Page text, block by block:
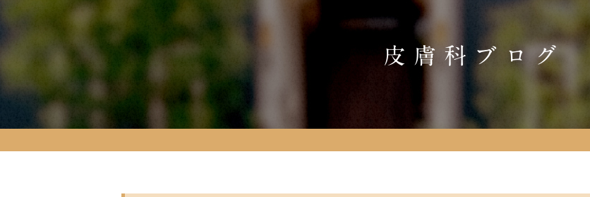
当院のご紹介
獣医師紹介
初診の方へ アトピー・アレルギ
膿皮症・脂漏症
脱毛症・アロペシア
アポキルが効かな
体質
皮膚科ブログ